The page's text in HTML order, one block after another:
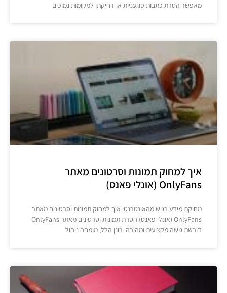
מאפשר הסרת כתבות פוגעניות או דחיקתן למקומות נמוכים
איך למחוק תמונות וסרטונים מאתר
OnlyFans (אונלי פאנס)
מחיקת מידע רגיש מהאינטרנט: איך למחוק תמונות וסרטונים מאתר
OnlyFans (אונלי פאנס) הסרת תמונות וסרטונים מאתר OnlyFans
דורשת גישה מקצועית ומהירה. רונן הלל, מומחה ניהול